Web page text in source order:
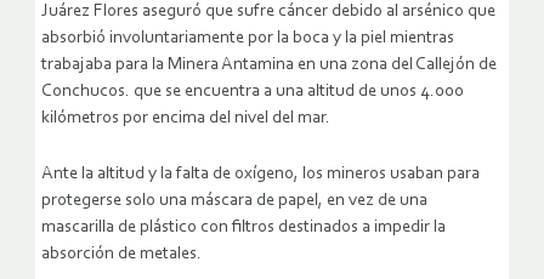
Juárez Flores aseguró que sufre cáncer debido al arsénico que
absorbió involuntariamente por la boca y la piel mientras
trabajaba para la Minera Antamina en una zona del Callejón de
Conchucos. que se encuentra a una altitud de unos 4.000
kilómetros por encima del nivel del mar.
Ante la altitud y la falta de oxígeno, los mineros usaban para
protegerse solo una máscara de papel, en vez de una
mascarilla de plástico con filtros destinados a impedir la
absorción de metales.